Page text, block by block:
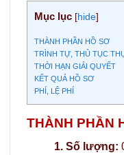
Mục lục [hide]
THÀNH PHẦN HỒ SƠ
TRÌNH TỰ, THỦ TỤC
THỜI HẠN GIẢI QUYẾT
KẾT QUẢ HỒ SƠ
PHÍ, LỆ PHÍ
THÀNH PHẦN
1. Số lượng: